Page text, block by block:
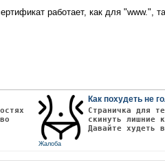
работает, как для "www.",
Как похудеть не
Страничка для
скинуть лишние
Давайте худеть
Жалоба